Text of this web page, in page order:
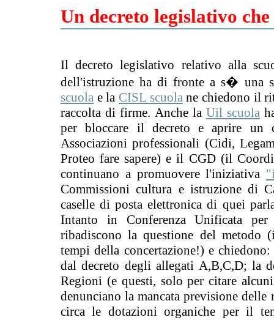
Un decreto legislativo
Il decreto legislativo relativo alla
dell'istruzione ha di fronte a s� una
scuola e la CISL scuolane chiedono il
raccolta di firme. Anche la Uil scuola
per bloccare il decreto e aprire un
Associazioni professionali (Cidi,
Proteo fare sapere) e il CGD (il
continuano a promuovere l'iniziativa
Commissioni cultura e istruzione di
caselle di posta elettronica di quei
Intanto in Conferenza Unificata
ribadiscono la questione del metodo
tempi della concertazione!) e
dal decreto degli allegati A,B,C,D; la
Regioni (e questi, solo per citare
denunciano la mancata previsione
circa le dotazioni organiche per il